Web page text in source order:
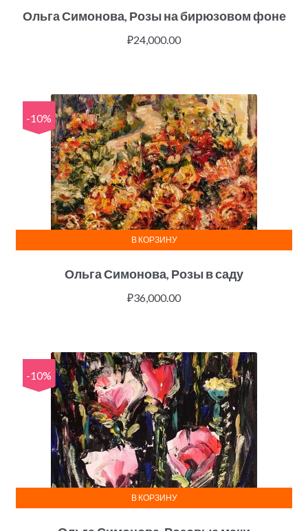
Ольга Симонова, Розы на бирюзовом фоне
₽24,000.00
-10%
Ольга Симонова, Розы в саду
₽36,000.00
В КОРЗИНУ
-10%
В КОРЗИНУ